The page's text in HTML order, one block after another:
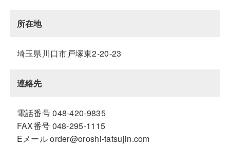
所在地
埼玉県川口市戸塚東2-20-23
連絡先
電話番号 048-420-9835
FAX番号 048-295-1115
Eメール order@oroshi-tatsujin.com